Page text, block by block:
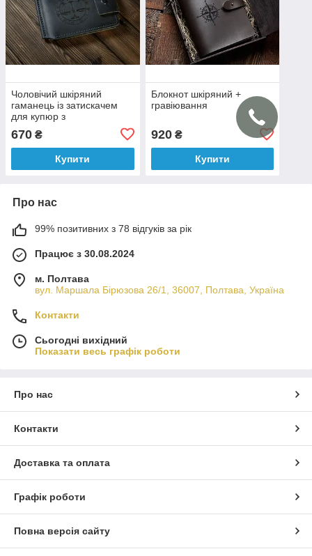
Чоловічий шкіряний
гаманець із затискачем
для купюр з
гравіюванням
670 ₴
Купити
Блокнот шкіряний +
гравіювання
920₴
Купити
Про нас
99% позитивних з 78 відгуків за рік
Працює з 30.08.2024
м. Полтава
вул. Маршала Бірюзова 26/1, 36007, Полтава, Україна
Контакти
Сьогодні вихідний
Показати весь графік роботи
Про нас
Контакти
Доставка та оплата
Графік роботи
Повна версія сайту